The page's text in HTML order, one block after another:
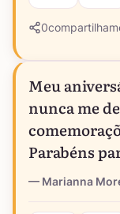
0
Meu
nunca me
Parabéns
Marianna